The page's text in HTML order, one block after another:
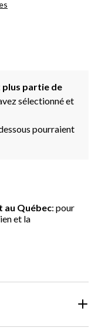
plus partie de
sélectionné et
pourraient
au Québec: pour
et la